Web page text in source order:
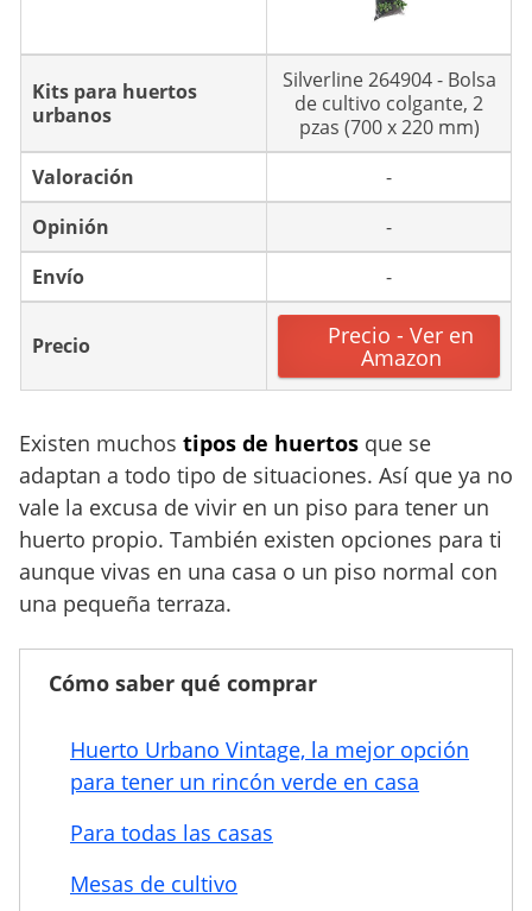
Kits para huertos
urbanos
Silverline 264904 - Bolsa
de cultivo colgante, 2
pzas (700 x 220 mm)
Valoración
-
Opinión
-
Envío
-
Precio Precio - Ver en
Amazon
Existen muchos tipos de huertos que se
adaptan a todo tipo de situaciones. Así que ya no
vale la excusa de vivir en un piso para tener un
huerto propio. También existen opciones para ti
aunque vivas en una casa o un piso normal con
una pequeña terraza.
Cómo saber qué comprar
Huerto Urbano Vintage, la mejor opción
para tener un rincón verde en casa
Para todas las casas
Mesas de cultivo